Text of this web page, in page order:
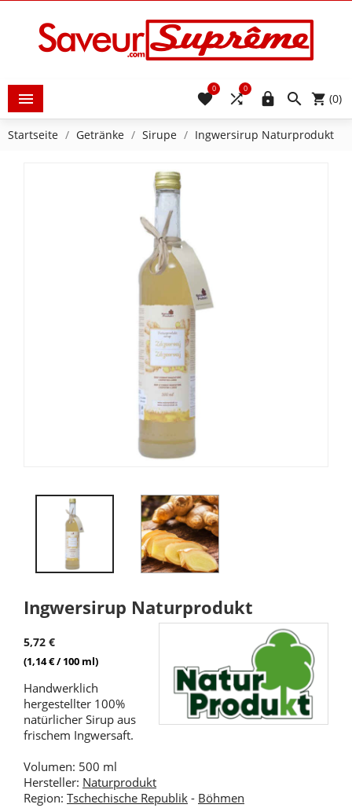
  (0)


0

0
Startseite Getränke Sirupe Ingwersirup Naturprodukt
Ingwersirup Naturprodukt
5,72 €
(1,14 € / 100 ml)
Handwerklich
hergestellter 100%
natürlicher Sirup aus
frischem Ingwersaft.
Volumen: 500 ml
Hersteller: Naturprodukt
Region: Tschechische Republik - Böhmen